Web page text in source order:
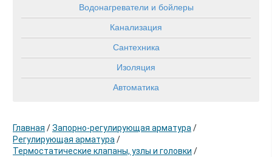
Водонагреватели и бойлеры
Канализация
Сантехника
Изоляция
Автоматика
Главная /Запорно-регулирующая арматура/
Регулирующая арматура/
Термостатические клапаны, узлы и головки /